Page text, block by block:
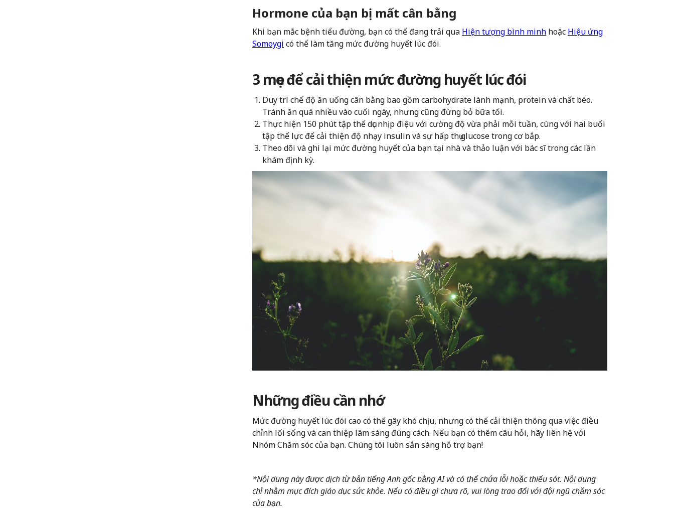
Hormone của bạn bị mất cân bằng
Khi bạn mắc bệnh tiểu đường, bạn có thể đang trải qua Hiện tượng bình minhhoặc Hiệu ứng
Somoygi có thể làm tăng mức đường huyết lúc đói.
3 mẹo để cải thiện mức đường huyết lúc đói
Duy trì chế độ ăn uống cân bằng bao gồm carbohydrate lành mạnh, protein và chất béo.
Tránh ăn quá nhiều vào cuối ngày, nhưng cũng đừng bỏ bữa tối.
Thực hiện 150 phút tập thể dục nhịp điệu với cường độ vừa phải mỗi tuần, cùng với hai buổi
tập thể lực để cải thiện độ nhạy insulin và sự hấp thụ glucose trong cơ bắp.
Theo dõi và ghi lại mức đường huyết của bạn tại nhà và thảo luận với bác sĩ trong các lần
khám định kỳ.
Những điều cần nhớ
Mức đường huyết lúc đói cao có thể gây khó chịu, nhưng có thể cải thiện thông qua việc điều
chỉnh lối sống và can thiệp lâm sàng đúng cách. Nếu bạn có thêm câu hỏi, hãy liên hệ với
Nhóm Chăm sóc của bạn. Chúng tôi luôn sẵn sàng hỗ trợ bạn!
*Nội dung này được dịch từ bản tiếng Anh gốc bằng AI và có thể chứa lỗi hoặc thiếu sót. Nội dung
chỉ nhằm mục đích giáo dục sức khỏe. Nếu có điều gì chưa rõ, vui lòng trao đổi với đội ngũ chăm sóc
của bạn.